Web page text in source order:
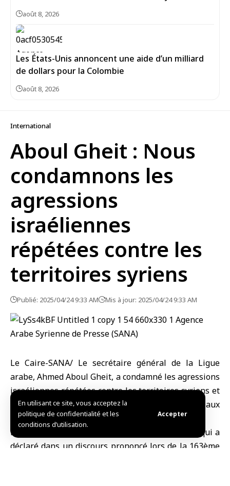
En utilisant ce site, vous acceptez la
politique de confidentialité et les
conditions d’utilisation.
Accepter
août 8, 2026
Les États-Unis annoncent une aide d’un milliard
de dollars pour la Colombie
août 8, 2026
International
Aboul Gheit : Nous
condamnons les
agressions
israéliennes
répétées contre les
territoires syriens
Publié: 2025/04/24 9:33 AM Mis à jour: 2025/04/24 9:33 AM
Le Caire-SANA/ Le secrétaire général de la Ligue
arabe, Ahmed Aboul Gheit, a condamné les agressions
israéliennes répétées contre les territoires syriens et
les efforts flagrants d’«Israël » pour inciter aux
conflits et aux dissensions en Syrie.
Le site web de la Ligue arabe a cité Aboul Gheit qui a
déclaré dans un discours prononcé lors de la 163ème